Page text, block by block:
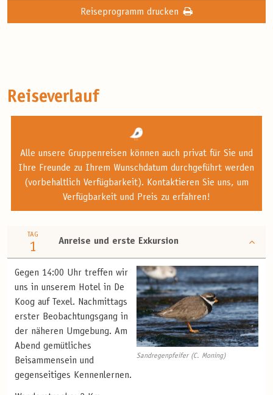
Reiseprogramm drucken
Reiseverlauf
Alle unsere Gruppenreisen können auch privat für Sie und
Ihre Freunde zu Ihrem Wunschdatum durchgeführt werden
(vorbehaltlich Verfügbarkeit). Kontaktieren Sie uns, um
Verfügbarkeit und Preis zu erfahren!
TAG
1 Anreise und erste Exkursion
Sandregenpfeifer (C. Moning)
Gegen 14:00 Uhr treffen wir
uns in unserem Hotel in De
Koog auf Texel. Nachmittags
erster Beobachtungsgang in
der näheren Umgebung. Am
Abend gemütliches
Beisammensein und
gegenseitiges Kennenlernen.